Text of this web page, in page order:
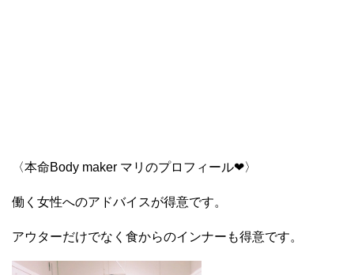
〈本命Body maker マリのプロフィール❤︎〉
働く女性へのアドバイスが得意です。
アウターだけでなく食からのインナーも得意です。